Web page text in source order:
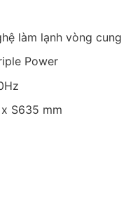
bảo quản thực phẩm
mát phân phối không
trữ chuyển đổi:
thịt, cho phép đặt
lạnh một cách linh hoạt.
làm lạnh vòng cung
Power
S635 mm